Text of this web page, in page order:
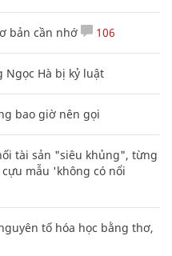
bản cần nhớ 106
Ngọc Hà bị kỷ luật
bao giờ nên gọi
tài sản "siêu khủng", từng
mẫu 'không có nổi
tố hóa học bằng thơ,